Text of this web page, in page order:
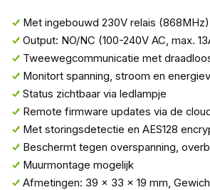
Met ingebouwd 230V relais (868MHz)
Output: NO/NC (100-240V AC, max.
Tweewegcommunicatie met
Monitort spanning, stroom en
Status zichtbaar via ledlampje
Remote firmware updates via de
Met storingsdetectie en AES128
Beschermt tegen overspanning,
Muurmontage mogelijk
Afmetingen: 39 x 33 x 19 mm,